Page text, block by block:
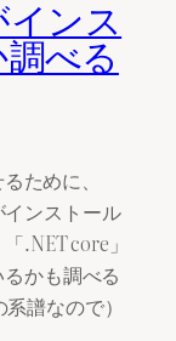
インス
べる
ために、
ンストール
.NET core」
かも調べる
譜なので）